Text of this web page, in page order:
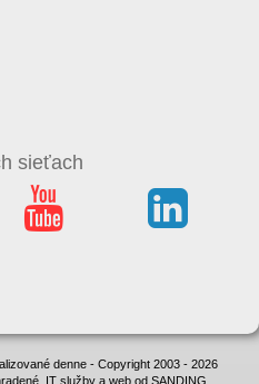
sieťach
denne - Copyright 2003 - 2026
IT služby a web od SANDING.